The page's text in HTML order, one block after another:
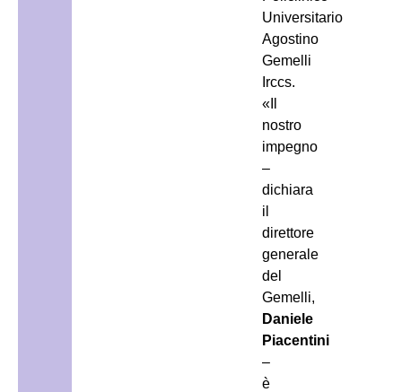
Universitario
Agostino
Gemelli
Irccs.
«Il
nostro
impegno
–
dichiara
il
direttore
generale
del
Gemelli,
Daniele
Piacentini
–
è